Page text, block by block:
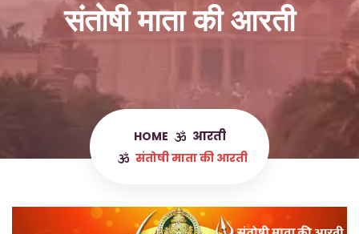
संतोषी माता की आरती
HOME
संतोषी माता की आरती